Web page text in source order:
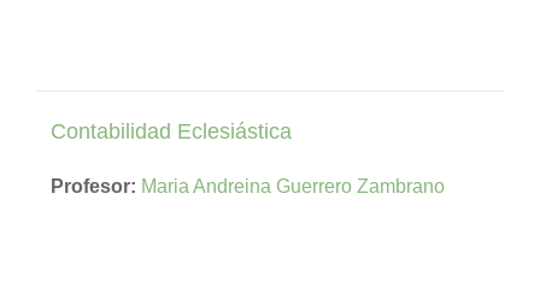
Contabilidad Eclesiástica
Profesor: Maria Andreina Guerrero Zambrano